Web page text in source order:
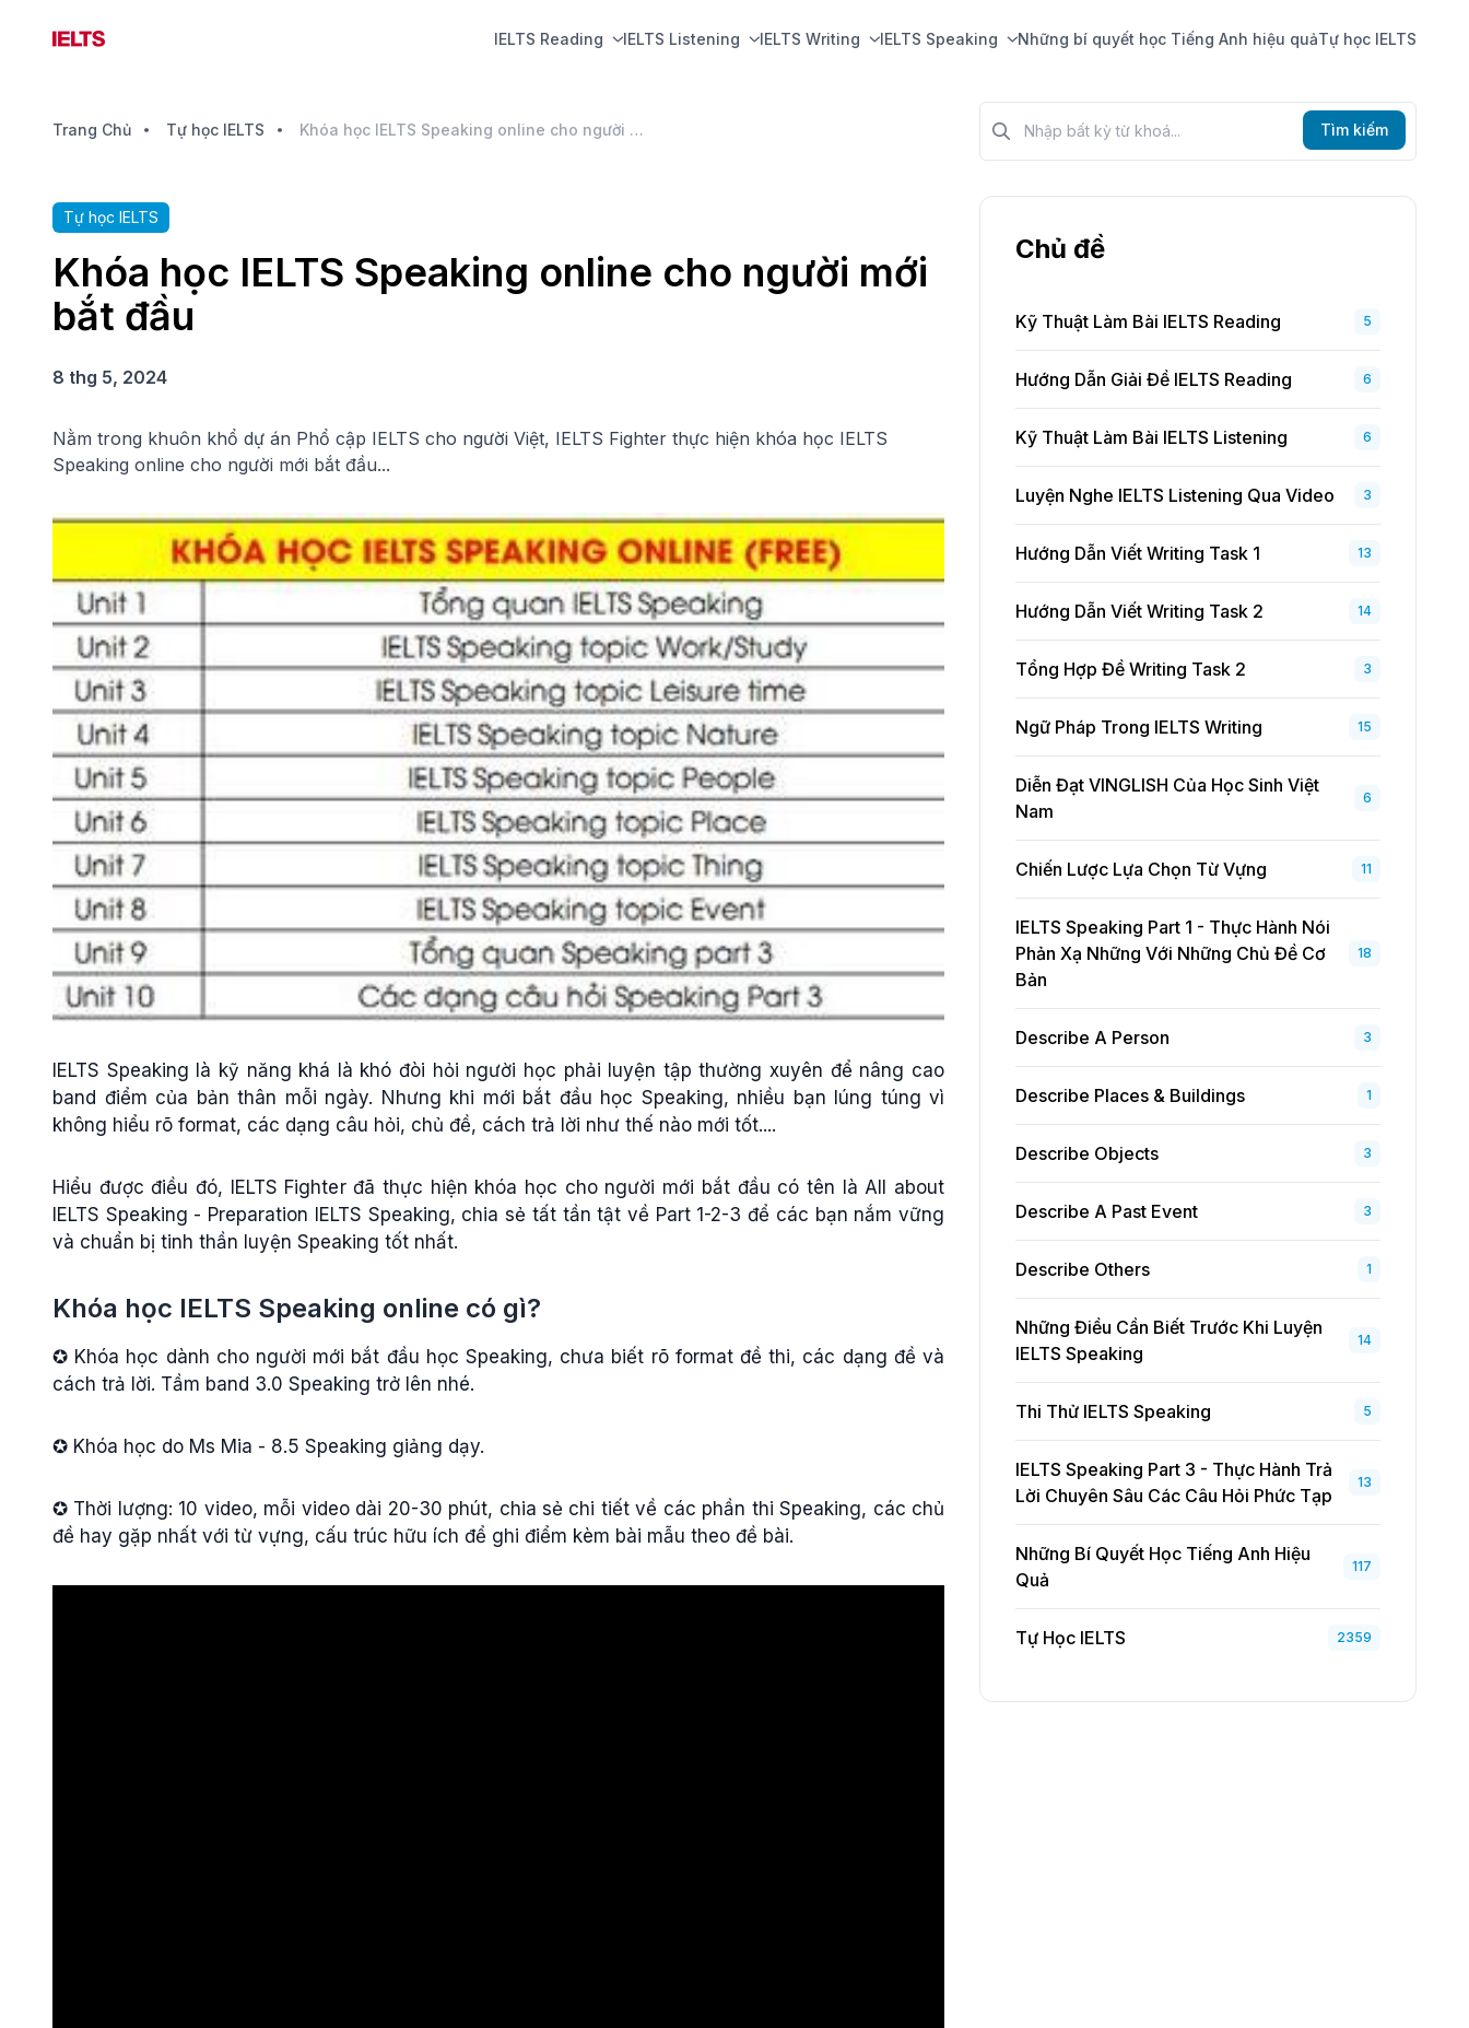
IELTS Reading IELTS Listening IELTS Writing IELTS Speaking Những bí quyết học Tiếng Anh hiệu quảTự học IELTS
Trang Chủ Tự học IELTS Khóa học IELTS Speaking online cho người mới bắt đầu
Tự học IELTS
Khóa học IELTS Speaking online cho người mới
bắt đầu
8 thg 5, 2024
Nằm trong khuôn khổ dự án Phổ cập IELTS cho người Việt, IELTS Fighter thực hiện khóa học IELTS
Speaking online cho người mới bắt đầu...
IELTS Speaking là kỹ năng khá là khó đòi hỏi người học phải luyện tập thường xuyên để nâng cao
band điểm của bản thân mỗi ngày. Nhưng khi mới bắt đầu học Speaking, nhiều bạn lúng túng vì
không hiểu rõ format, các dạng câu hỏi, chủ đề, cách trả lời như thế nào mới tốt....
Hiểu được điều đó, IELTS Fighter đã thực hiện khóa học cho người mới bắt đầu có tên là All about
IELTS Speaking - Preparation IELTS Speaking, chia sẻ tất tần tật về Part 1-2-3 để các bạn nắm vững
và chuẩn bị tinh thần luyện Speaking tốt nhất.
Khóa học IELTS Speaking online có gì?
✪ Khóa học dành cho người mới bắt đầu học Speaking, chưa biết rõ format đề thi, các dạng đề và
cách trả lời. Tầm band 3.0 Speaking trở lên nhé.
✪ Khóa học do Ms Mia - 8.5 Speaking giảng dạy.
✪ Thời lượng: 10 video, mỗi video dài 20-30 phút, chia sẻ chi tiết về các phần thi Speaking, các chủ
đề hay gặp nhất với từ vựng, cấu trúc hữu ích để ghi điểm kèm bài mẫu theo đề bài.
Tìm kiếm?>
Tìm kiếm
Chủ đề
Kỹ Thuật Làm Bài IELTS Reading 5
Hướng Dẫn Giải Đề IELTS Reading 6
Kỹ Thuật Làm Bài IELTS Listening 6
Luyện Nghe IELTS Listening Qua Video 3
Hướng Dẫn Viết Writing Task 1 13
Hướng Dẫn Viết Writing Task 2 14
Tổng Hợp Đề Writing Task 2 3
Ngữ Pháp Trong IELTS Writing 15
Diễn Đạt VINGLISH Của Học Sinh Việt
Nam
6
Chiến Lược Lựa Chọn Từ Vựng 11
IELTS Speaking Part 1 - Thực Hành Nói
Phản Xạ Những Với Những Chủ Đề Cơ
Bản
18
Describe A Person 3
Describe Places & Buildings 1
Describe Objects 3
Describe A Past Event 3
Describe Others 1
Những Điều Cần Biết Trước Khi Luyện
IELTS Speaking
14
Thi Thử IELTS Speaking 5
IELTS Speaking Part 3 - Thực Hành Trả
Lời Chuyên Sâu Các Câu Hỏi Phức Tạp
13
Những Bí Quyết Học Tiếng Anh Hiệu
Quả
117
Tự Học IELTS 2359